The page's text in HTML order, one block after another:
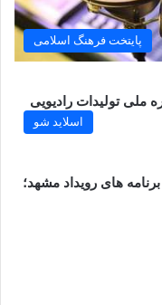
پایتخت فرهنگ اسلامی
تولیدات رادیویی
اسلاید شو
های رویداد مشهد؛